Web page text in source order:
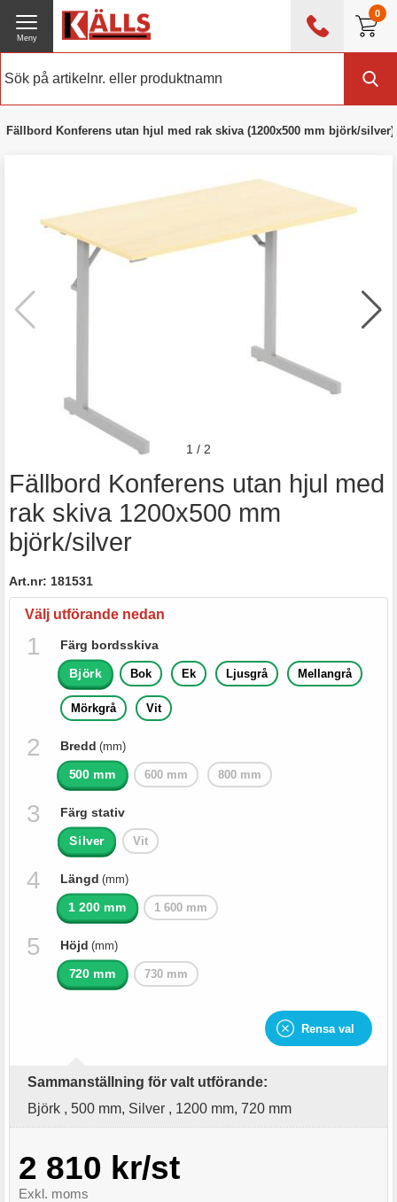
0
0476 - 214 80
Meny
Fällbord Konferens utan hjul med rak skiva (1200x500 mm björk/silver)
Fällbord Konferens utan hjul med
rak skiva 1200x500 mm
björk/silver
Art.nr: 181531
Välj utförande nedan
Färg bordsskiva
Björk Bok Ek Ljusgrå Mellangrå
Mörkgrå Vit
Bredd (mm)
500 mm 600 mm 800 mm
Färg stativ
Silver Vit
Längd (mm)
1 200 mm 1 600 mm
Höjd (mm)
720 mm 730 mm
Rensa val
Sammanställning för valt utförande:
Björk , 500 mm, Silver , 1200 mm, 720 mm
2 810 kr/st
Exkl. moms
1 / 2